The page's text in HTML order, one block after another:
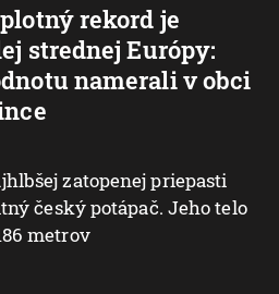
rekord je
strednej Európy:
namerali v obci
zatopenej priepasti
český potápač. Jeho telo
metrov